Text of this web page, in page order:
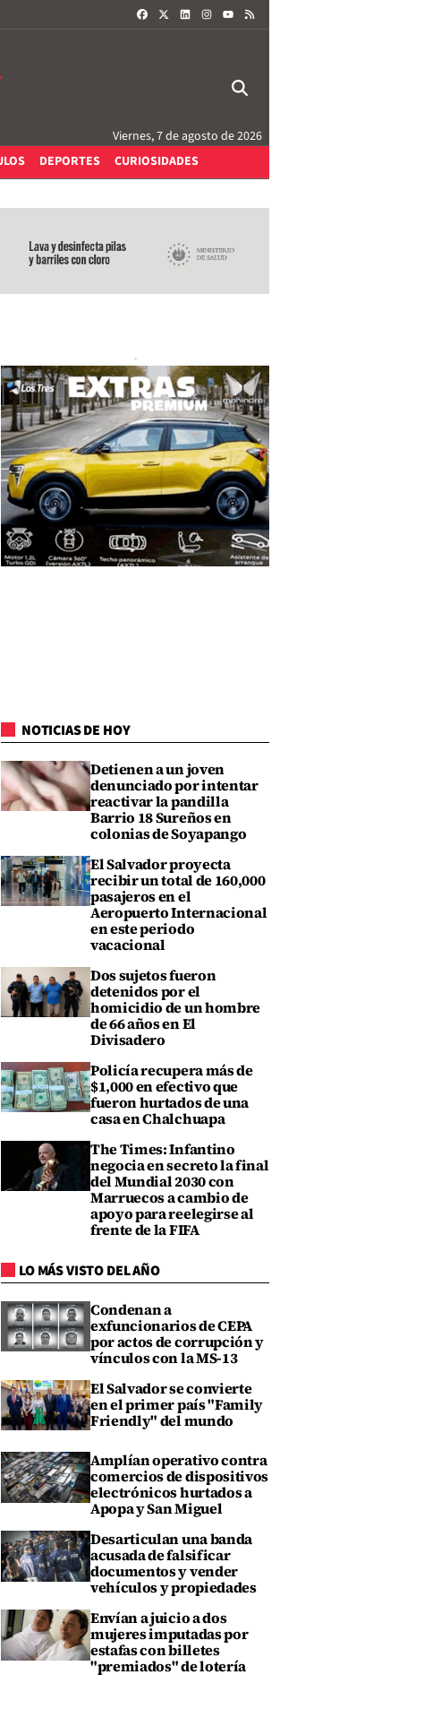
FACEBOOKLINKEDININSTAGRAM
Viernes, 7 de agosto de 2026
DEPORTES CURIOSIDADES
NOTICIAS DE HOY
Detienen a un joven
denunciado por intentar
reactivar la pandilla
Barrio 18 Sureños en
colonias de Soyapango
El Salvador proyecta
recibir un total de 160,000
pasajeros en el
Aeropuerto Internacional
en este periodo
vacacional
Dos sujetos fueron
detenidos por el
homicidio de un hombre
de 66 años en El
Divisadero
Policía recupera más de
$1,000 en efectivo que
fueron hurtados de una
casa en Chalchuapa
The Times: Infantino
negocia en secreto la final
del Mundial 2030 con
Marruecos a cambio de
apoyo para reelegirse al
frente de la FIFA
LO MÁS VISTO DEL AÑO
Condenan a
exfuncionarios de CEPA
por actos de corrupción y
vínculos con la MS-13
El Salvador se convierte
en el primer país "Family
Friendly" del mundo
Amplían operativo contra
comercios de dispositivos
electrónicos hurtados a
Apopa y San Miguel
Desarticulan una banda
acusada de falsificar
documentos y vender
vehículos y propiedades
Envían a juicio a dos
mujeres imputadas por
estafas con billetes
"premiados" de lotería